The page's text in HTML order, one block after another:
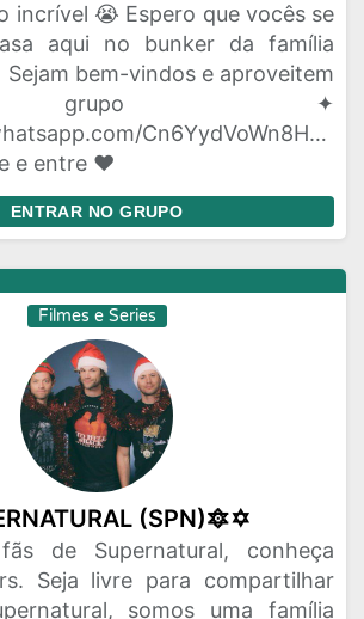
incrível 😭 Espero que vocês se
aqui no bunker da família
Sejam bem-vindos e aproveitem
✦
e entre ❤
ENTRAR NO GRUPO
Filmes e Series
(SPN)🔯✡️
de Supernatural, conheça
Seja livre para compartilhar
somos uma família